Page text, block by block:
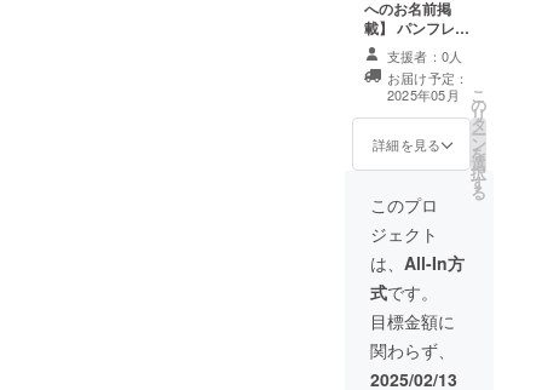
【関西学生舞踊
連盟発表会チ
ケット】 関西学
生舞踊連盟発表
会チケット1枚
・公演当日の受
付にてスタッフ
にクラウドファ
ンディングで支
援をした旨をお
声掛けくださ
い。 ・備考欄に
チケットが「必
要」または「不
要」のいずれか
をご記入くださ
い。
援者様のお名前
（ニックネー
ム）を掲載しま
す。 ・支援時、
必ず備考欄に希
望されるお名前
をご記入くださ
い。 【お礼の
メッセージ】 感
謝の気持ちを込
めて、お礼の
メッセージをお
送りします。
【関西学生舞踊
連盟発表会チ
ケット】 関西学
生舞踊連盟発表
会チケット1枚
・公演当日の受
へのお名前掲
載】 パンフレッ
トに、支援者様
のお名前（ニッ
クネーム）を掲
載します。 ・支
援時、必ず備考
欄に希望される
式インスタグラ
ムへのお名前掲
載】 公式インス
タグラムに、支
援者様のお名前
（ニックネー
ム）を掲載しま
す。 ・支援時、
必ず備考欄に希
望されるお名前
支援者：0人
お届け予定：
2025年05月
詳細を見る
こ
の
リ
タ
ー
ン
を
選
択
す
る
このプロ
ジェクト
は、 All-In方
式です。
目標金額に
関わらず、
2025/02/13